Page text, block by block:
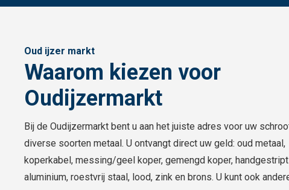
Oud ijzer markt
Waarom kiezen voor
Oudijzermarkt
Bij de Oudijzermarkt bent u aan het juiste adres voor uw
diverse soorten metaal. U ontvangt direct uw geld: oud metaal,
koperkabel, messing/geel koper, gemengd koper,
aluminium, roestvrij staal, lood, zink en brons. U kunt ook